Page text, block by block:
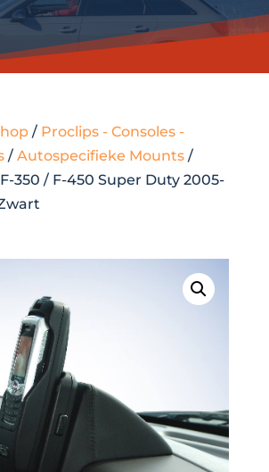
/ Proclips - Consoles -
/ Autospecifieke Mounts/
350 / F-450 Super Duty 2005-